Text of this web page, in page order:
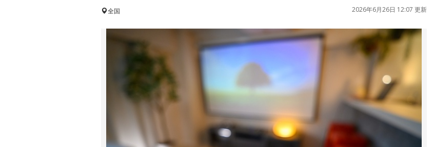
全国 2026年6月26日 12:07 更新